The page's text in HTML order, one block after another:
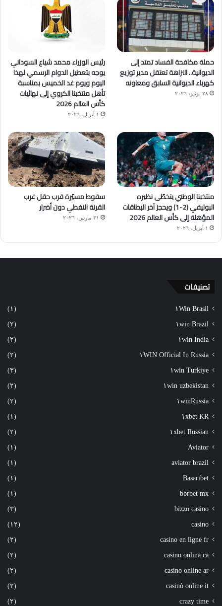
حملة مكافحة الفساد تمتد إلى
الديوانية.. النزاهة تعتقل مدير توزيع
كهرباء الديوانية السابق ومعاونه
٢٨ يونيو، ٢٠٢٦
رئيس الوزراء محمد شياع السوداني
يوجه بتعطيل الدوام الرسمي لهذا
اليوم ويوم غد الخميس بمناسبة
تأهل منتخبنا الكروي إلى نهائيات
كأس العالم 2026
١ أبريل، ٢٠٢٦
منتخبنا الوطني يتخطّى نظيره
البوليفي (2-1) ويحجز آخر البطاقات
المؤهلة إلى كأس العالم 2026
١ أبريل، ٢٠٢٦
سقوط مسيّرة قرب حقل غرب
القرنة النفطي دون أضرار
٣١ مارس، ٢٠٢٦
تصنيفات
١Win Brasil (١)
١win Brazil (٢)
١win India (٢)
١WIN Official In Russia (٢)
١win Turkiye (٣)
١win uzbekistan (٢)
١winRussia (٢)
١xbet KR (١)
١xbet Russian (٢)
Aviator (١)
aviator brazil (١)
Basaribet (١)
bbrbet mx (١)
bizzo casino (٣)
casino (١٢)
casino en ligne fr (٢)
casino onlina ca (٢)
casino online ar (٢)
casinò online it (٢)
crazy time (٢)